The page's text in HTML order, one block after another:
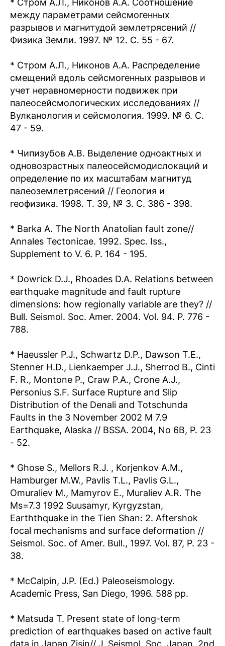
* Стром А.Л., Никонов А.А. Соотношение
между параметрами сейсмогенных
разрывов и магнитудой землетрясений //
Физика Земли. 1997. № 12. С. 55 - 67.
* Стром А.Л., Никонов А.А. Распределение
смещений вдоль сейсмогенных разрывов и
учет неравномерности подвижек при
палеосейсмологических исследованиях //
Вулканология и сейсмология. 1999. № 6. С.
47 - 59.
* Чипизубов А.В. Выделение одноактных и
одновозрастных палеосейсмодислокаций и
определение по их масштабам магнитуд
палеоземлетрясений // Геология и
геофизика. 1998. Т. 39, № 3. С. 386 - 398.
* Barka A. The North Anatolian fault zone//
Annales Tectonicae. 1992. Spec. Iss.,
Supplement to V. 6. Р. 164 - 195.
* Dowrick D.J., Rhoades D.A. Relations between
earthquake magnitude and fault rupture
dimensions: how regionally variable are they? //
Bull. Seismol. Soc. Amer. 2004. Vol. 94. Р. 776 -
788.
* Haeussler P.J., Schwartz D.P., Dawson T.E.,
Stenner H.D., Lienkaemper J.J., Sherrod B., Cinti
F. R., Montone P., Craw P.A., Crone A.J.,
Personius S.F. Surface Rupture and Slip
Distribution of the Denali and Totschunda
Faults in the 3 November 2002 M 7.9
Earthquake, Alaska // BSSA. 2004, No 6B, P. 23
- 52.
* Ghose S., Mellors R.J. , Korjenkov A.M.,
Hamburger M.W., Pavlis T.L., Pavlis G.L.,
Omuraliev M., Mamyrov E., Muraliev A.R. The
Ms=7.3 1992 Suusamyr, Kyrgyzstan,
Earththquake in the Tien Shan: 2. Aftershok
focal mechanisms and surface deformation //
Seismol. Soc. of Amer. Bull., 1997. Vol. 87, P. 23 -
38.
* McCalpin, J.P. (Ed.) Paleoseismology.
Academic Press, San Diego, 1996. 588 pp.
* Matsuda T. Present state of long-term
prediction of earthquakes based on active fault
data in Japan Zisin// J. Seismol. Soc. Japan, 2nd